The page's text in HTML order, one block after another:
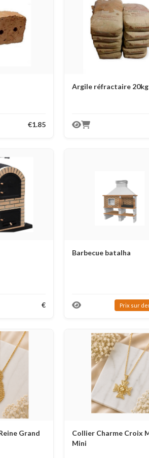
€1.85
Argile réfractaire 20kg
€
Barbecue batalha
Prix ​​sur
Grand
Collier Charme Croix
Mini